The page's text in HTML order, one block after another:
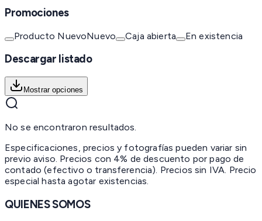
Promociones
Producto NuevoNuevo Caja abierta En existencia
Descargar listado
Mostrar opciones
No se encontraron resultados.
Especificaciones, precios y fotografías pueden variar sin
previo aviso. Precios con 4% de descuento por pago de
contado (efectivo o transferencia). Precios sin IVA. Precio
especial hasta agotar existencias.
QUIENES SOMOS